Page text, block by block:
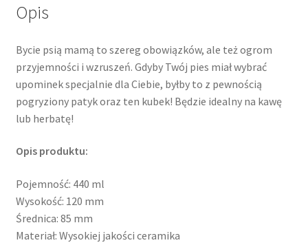
Opis
Bycie psią mamą to szereg obowiązków, ale też ogrom
przyjemności i wzruszeń. Gdyby Twój pies miał wybrać
upominek specjalnie dla Ciebie, byłby to z pewnością
pogryziony patyk oraz ten kubek! Będzie idealny na kawę
lub herbatę!
Opis produktu:
Pojemność: 440 ml
Wysokość: 120 mm
Średnica: 85 mm
Materiał: Wysokiej jakości ceramika